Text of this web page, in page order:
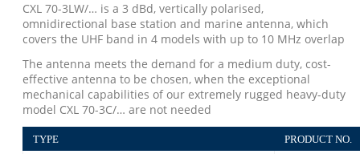
CXL 70-3LW/… is a 3 dBd, vertically polarised,
omnidirectional base station and marine antenna, which
covers the UHF band in 4 models with up to 10 MHz overlap
The antenna meets the demand for a medium duty, cost-
effective antenna to be chosen, when the exceptional
mechanical capabilities of our extremely rugged heavy-duty
model CXL 70-3C/… are not needed
TYPE PRODUCT NO.